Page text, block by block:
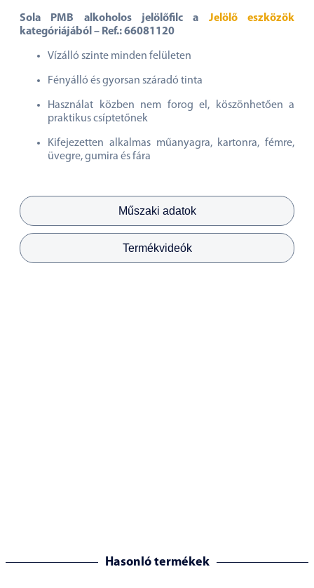
Műszaki adatok
Termékvideók
Sola PMB alkoholos jelölőfilc a Jelölő eszközök
kategóriájából – Ref.: 66081120
Vízálló szinte minden felületen
Fényálló és gyorsan száradó tinta
Használat közben nem forog el, köszönhetően a
praktikus csíptetőnek
Kifejezetten alkalmas műanyagra, kartonra, fémre,
üvegre, gumira és fára
Hasonló termékek